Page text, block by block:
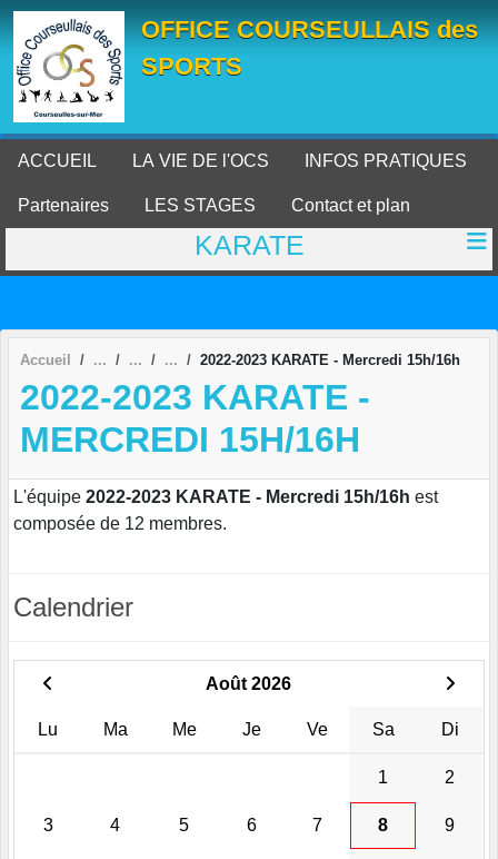
OFFICE COURSEULLAIS des
SPORTS
ACCUEIL LA VIE DE l'OCS INFOS PRATIQUES
Partenaires LES STAGES Contact et plan
KARATE
Accueil 2022-2023 KARATE - Mercredi 15h/16h
2022-2023 KARATE -
MERCREDI 15H/16H
L'équipe 2022-2023 KARATE - Mercredi 15h/16h est
composée de 12 membres.
Calendrier
Août 2026
Lu Ma Me Je Ve Sa Di
1 2
3 4 5 6 7 8 9
Panneau de gestion des cookies